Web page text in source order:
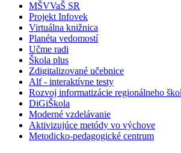
MŠVVaŠ SR
Projekt Infovek
Virtuálna knižnica
Planéta vedomostí
Učme radi
Škola plus
Zdigitalizované učebnice
Alf - interaktívne testy
Rozvoj informatizácie regionálneho
DiGiŠkola
Moderné vzdelávanie
Aktivizujúce metódy vo výchove
Metodicko-pedagogické centrum